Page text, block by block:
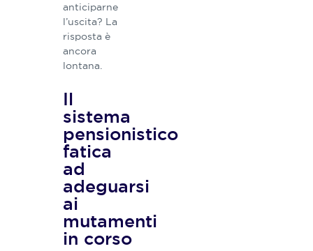
anticiparne
l’uscita? La
risposta è
ancora
lontana.
Il
sistema
pensionistico
fatica
ad
adeguarsi
ai
mutamenti
in corso